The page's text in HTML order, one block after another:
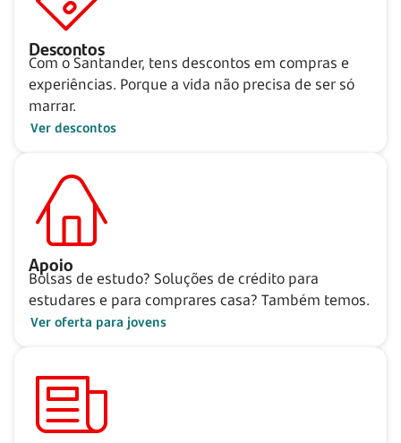
Descontos
Com o Santander, tens descontos em compras e
experiências. Porque a vida não precisa de ser só
marrar.
Ver descontos
Apoio
Bolsas de estudo? Soluções de crédito para
estudares e para comprares casa? Também temos.
Ver oferta para jovens